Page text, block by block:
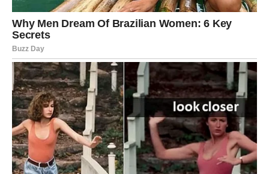
JEDNA ISTINA ĆE PROMIJENITI
VAŠ POGLED NA PROŠLOST
Vrlo uskoro mogli biste saznati nešto što ranije niste
znali.
Možda pravi razlog prekida.
Možda emocije koje su bile skrivene.